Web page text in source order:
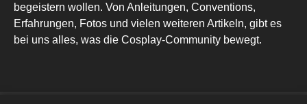
begeistern wollen. Von Anleitungen, Conventions,
Erfahrungen, Fotos und vielen weiteren Artikeln, gibt es
bei uns alles, was die Cosplay-Community bewegt.